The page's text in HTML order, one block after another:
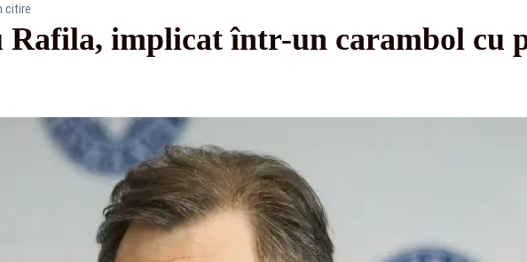
citire
Rafila, implicat într-un carambol cu